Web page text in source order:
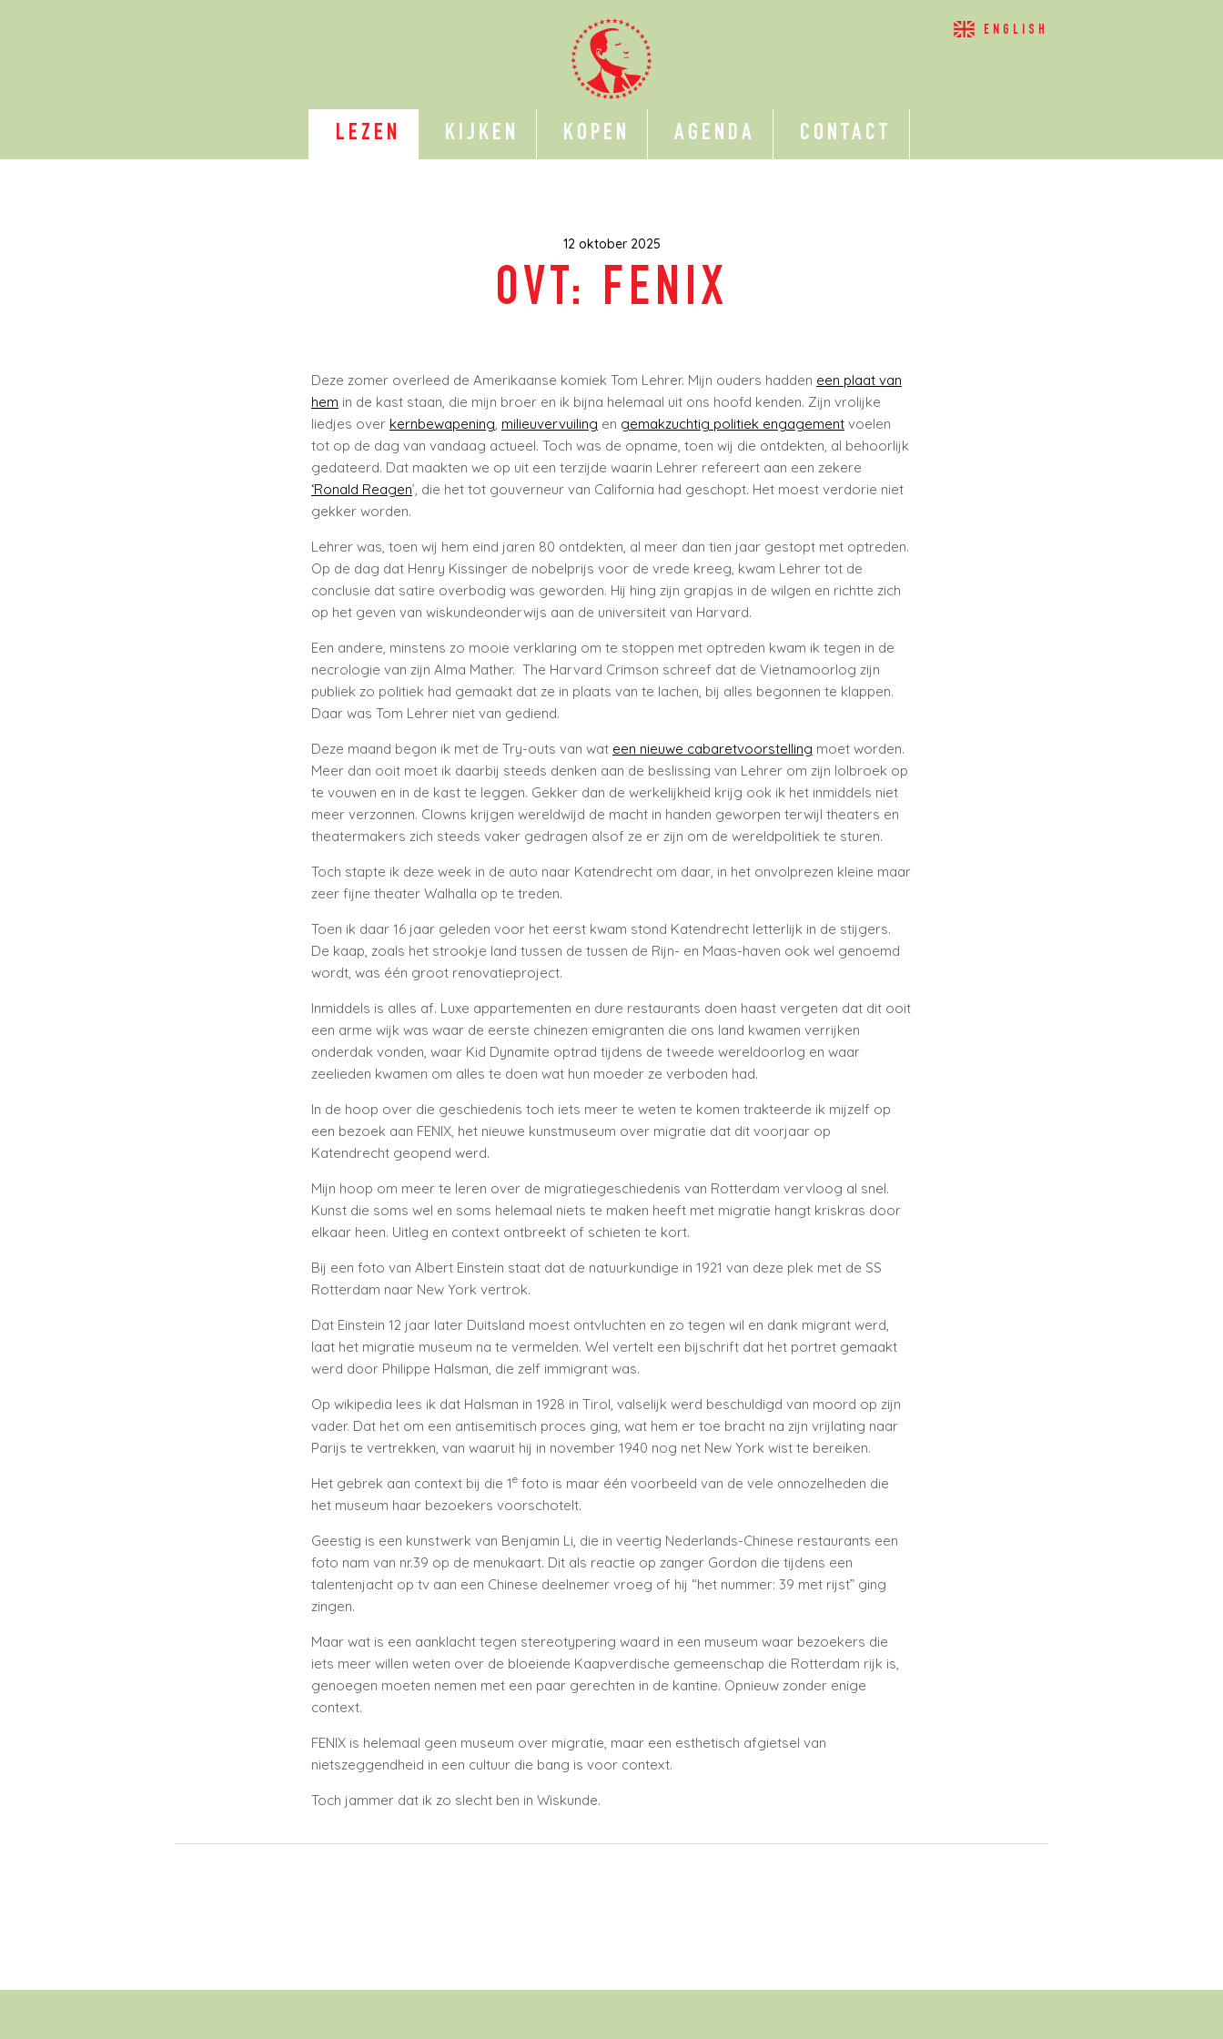
ENGLISH
LEZEN KIJKEN KOPEN AGENDA CONTACT
12 oktober 2025
OVT: FENIX
Deze zomer overleed de Amerikaanse komiek Tom Lehrer. Mijn ouders hadden een plaat van
hem in de kast staan, die mijn broer en ik bijna helemaal uit ons hoofd kenden. Zijn vrolijke
liedjes over kernbewapening, milieuvervuiling en gemakzuchtig politiek engagement voelen
tot op de dag van vandaag actueel. Toch was de opname, toen wij die ontdekten, al behoorlijk
gedateerd. Dat maakten we op uit een terzijde waarin Lehrer refereert aan een zekere
‘Ronald Reagen’, die het tot gouverneur van California had geschopt. Het moest verdorie niet
gekker worden.
Lehrer was, toen wij hem eind jaren 80 ontdekten, al meer dan tien jaar gestopt met optreden.
Op de dag dat Henry Kissinger de nobelprijs voor de vrede kreeg, kwam Lehrer tot de
conclusie dat satire overbodig was geworden. Hij hing zijn grapjas in de wilgen en richtte zich
op het geven van wiskundeonderwijs aan de universiteit van Harvard.
Een andere, minstens zo mooie verklaring om te stoppen met optreden kwam ik tegen in de
necrologie van zijn Alma Mather. The Harvard Crimson schreef dat de Vietnamoorlog zijn
publiek zo politiek had gemaakt dat ze in plaats van te lachen, bij alles begonnen te klappen.
Daar was Tom Lehrer niet van gediend.
Deze maand begon ik met de Try-outs van wat een nieuwe cabaretvoorstelling moet worden.
Meer dan ooit moet ik daarbij steeds denken aan de beslissing van Lehrer om zijn lolbroek op
te vouwen en in de kast te leggen. Gekker dan de werkelijkheid krijg ook ik het inmiddels niet
meer verzonnen. Clowns krijgen wereldwijd de macht in handen geworpen terwijl theaters en
theatermakers zich steeds vaker gedragen alsof ze er zijn om de wereldpolitiek te sturen.
Toch stapte ik deze week in de auto naar Katendrecht om daar, in het onvolprezen kleine maar
zeer fijne theater Walhalla op te treden.
Toen ik daar 16 jaar geleden voor het eerst kwam stond Katendrecht letterlijk in de stijgers.
De kaap, zoals het strookje land tussen de tussen de Rijn- en Maas-haven ook wel genoemd
wordt, was één groot renovatieproject.
Inmiddels is alles af. Luxe appartementen en dure restaurants doen haast vergeten dat dit ooit
een arme wijk was waar de eerste chinezen emigranten die ons land kwamen verrijken
onderdak vonden, waar Kid Dynamite optrad tijdens de tweede wereldoorlog en waar
zeelieden kwamen om alles te doen wat hun moeder ze verboden had.
In de hoop over die geschiedenis toch iets meer te weten te komen trakteerde ik mijzelf op
een bezoek aan FENIX, het nieuwe kunstmuseum over migratie dat dit voorjaar op
Katendrecht geopend werd.
Mijn hoop om meer te leren over de migratiegeschiedenis van Rotterdam vervloog al snel.
Kunst die soms wel en soms helemaal niets te maken heeft met migratie hangt kriskras door
elkaar heen. Uitleg en context ontbreekt of schieten te kort.
Bij een foto van Albert Einstein staat dat de natuurkundige in 1921 van deze plek met de SS
Rotterdam naar New York vertrok.
Dat Einstein 12 jaar later Duitsland moest ontvluchten en zo tegen wil en dank migrant werd,
laat het migratie museum na te vermelden. Wel vertelt een bijschrift dat het portret gemaakt
werd door Philippe Halsman, die zelf immigrant was.
Op wikipedia lees ik dat Halsman in 1928 in Tirol, valselijk werd beschuldigd van moord op zijn
vader. Dat het om een antisemitisch proces ging, wat hem er toe bracht na zijn vrijlating naar
Parijs te vertrekken, van waaruit hij in november 1940 nog net New York wist te bereiken.
Het gebrek aan context bij die 1e foto is maar één voorbeeld van de vele onnozelheden die
het museum haar bezoekers voorschotelt.
Geestig is een kunstwerk van Benjamin Li, die in veertig Nederlands-Chinese restaurants een
foto nam van nr.39 op de menukaart. Dit als reactie op zanger Gordon die tijdens een
talentenjacht op tv aan een Chinese deelnemer vroeg of hij “het nummer: 39 met rijst” ging
zingen.
Maar wat is een aanklacht tegen stereotypering waard in een museum waar bezoekers die
iets meer willen weten over de bloeiende Kaapverdische gemeenschap die Rotterdam rijk is,
genoegen moeten nemen met een paar gerechten in de kantine. Opnieuw zonder enige
context.
FENIX is helemaal geen museum over migratie, maar een esthetisch afgietsel van
nietszeggendheid in een cultuur die bang is voor context.
Toch jammer dat ik zo slecht ben in Wiskunde.